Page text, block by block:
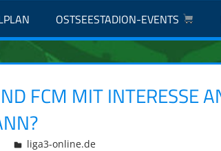
OSTSEESTADION-EVENTS
FCM MIT INTERESSE
integromat
liga3-online.de